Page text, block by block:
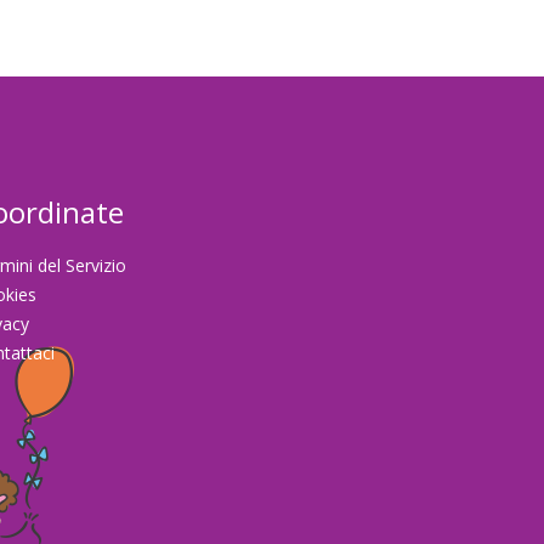
del Servizio